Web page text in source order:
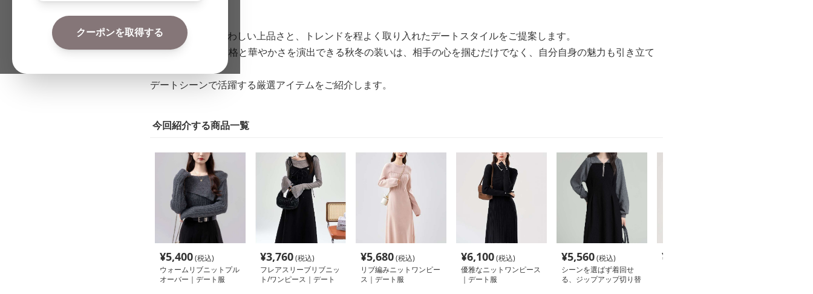
クーポンを取得する大人の女性にふさわしい上品さと、トレンドを程よく取り入れたデートスタイルをご提案します。
40代ならではの品格と華やかさを演出できる秋冬の装いは、相手の心を掴むだけでなく、自分自身の魅力も引き立て
デートシーンで活躍する厳選アイテムをご紹介します。
今回紹介する商品一覧
¥5,400(税込)
ウォームリブニットプル
オーバー｜デート服
¥3,760(税込)
フレアスリーブリブニッ
ト/ワンピース｜デート
¥5,680(税込)
リブ編みニットワンピー
ス｜デート服
¥6,100(税込)
優雅なニットワンピース
｜デート服
¥5,560(税込)
シーンを選ばず着回せ
る、ジップアップ切り替
¥